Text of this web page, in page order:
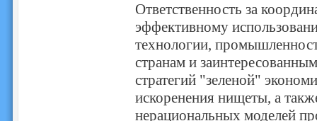
Ответственность за
эффективному
технологии,
странам и
стратегий "зеленой"
искоренения нищеты, а
нерациональных моделей